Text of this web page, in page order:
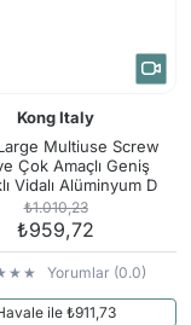
Kong Italy
Multiuse Screw
Çok Amaçlı Geniş
Vidalı Alüminyum D
737LA0QNPKK Mavi
₺1.010,23
₺959,72
Yorumlar (0.0)
ile ₺911,73